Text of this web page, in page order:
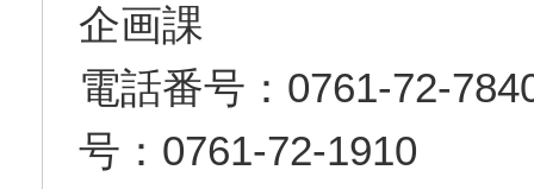
企画課
電話番号：0761-72-
号：0761-72-1910